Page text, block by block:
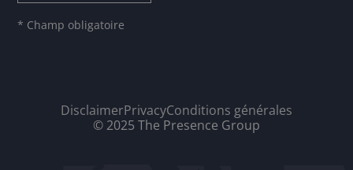
* Champ obligatoire
DisclaimerPrivacyConditions générales
© 2025 The Presence Group